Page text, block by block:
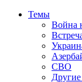
Темы
Война
СВО